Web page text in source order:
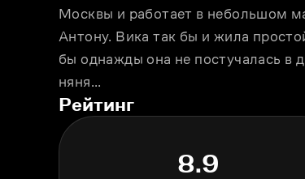
Москвы и работает в небольшом
Антону. Вика так бы и жила
бы однажды она не постучалась в
няня…
Рейтинг
8.9